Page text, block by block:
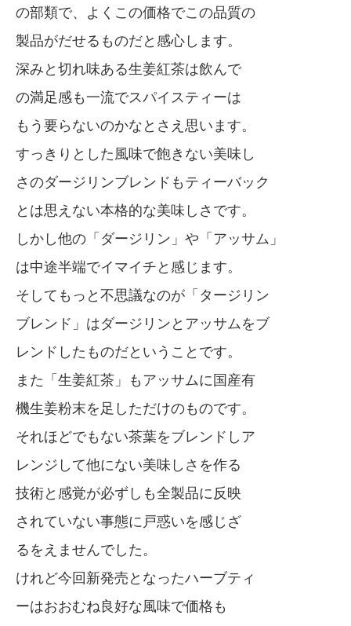
の部類で、よくこの価格でこの品質の
製品がだせるものだと感心します。
深みと切れ味ある生姜紅茶は飲んで
の満足感も一流でスパイスティーは
もう要らないのかなとさえ思います。
すっきりとした風味で飽きない美味し
さのダージリンブレンドもティーバック
とは思えない本格的な美味しさです。
しかし他の「ダージリン」や「アッサム」
は中途半端でイマイチと感じます。
そしてもっと不思議なのが「タージリン
ブレンド」はダージリンとアッサムをブ
レンドしたものだということです。
また「生姜紅茶」もアッサムに国産有
機生姜粉末を足しただけのものです。
それほどでもない茶葉をブレンドしア
レンジして他にない美味しさを作る
技術と感覚が必ずしも全製品に反映
されていない事態に戸惑いを感じざ
るをえませんでした。
けれど今回新発売となったハーブティ
ーはおおむね良好な風味で価格も